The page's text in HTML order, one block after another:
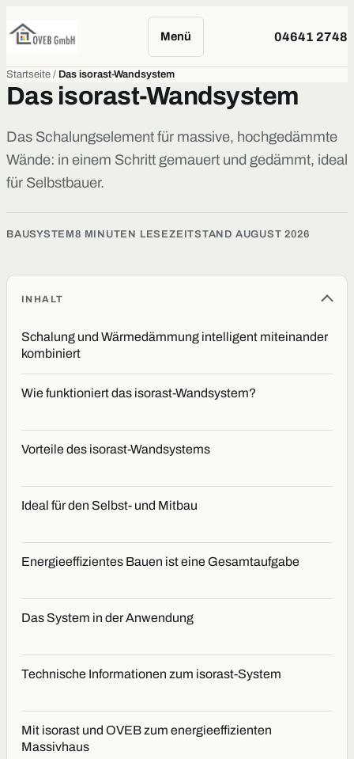
Menü 04641 2748
Startseite / Das isorast-Wandsystem
Das isorast-Wandsystem
Das Schalungselement für massive, hochgedämmte
Wände: in einem Schritt gemauert und gedämmt, ideal
für Selbstbauer.
BAUSYSTEM8 MINUTEN LESEZEITSTAND AUGUST 2026
INHALT
Schalung und Wärmedämmung intelligent miteinander
kombiniert
Wie funktioniert das isorast-Wandsystem?
Vorteile des isorast-Wandsystems
Ideal für den Selbst- und Mitbau
Energieeffizientes Bauen ist eine Gesamtaufgabe
Das System in der Anwendung
Technische Informationen zum isorast-System
Mit isorast und OVEB zum energieeffizienten
Massivhaus